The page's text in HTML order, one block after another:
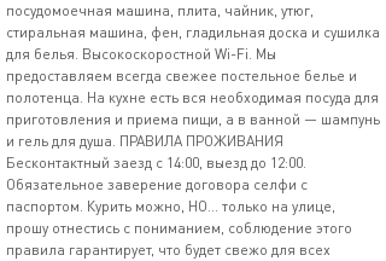
посудомоечная машина, плита, чайник, утюг,
стиральная машина, фен, гладильная доска и сушилка
для белья. Высокоскоростной Wi-Fi. Мы
предоставляем всегда свежее постельное белье и
полотенца. На кухне есть вся необходимая посуда для
приготовления и приема пищи, а в ванной — шампунь
и гель для душа. ПРАВИЛА ПРОЖИВАНИЯ
Бесконтактный заезд с 14:00, выезд до 12:00.
Обязательное заверение договора селфи с
паспортом. Курить можно, НО... только на улице,
прошу отнестись с пониманием, соблюдение этого
правила гарантирует, что будет свежо для всех